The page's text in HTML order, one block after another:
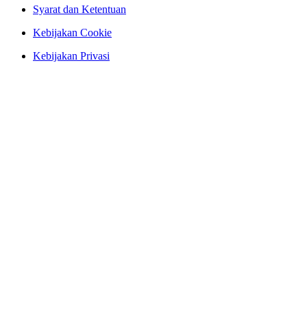
Syarat dan Ketentuan
Kebijakan Cookie
Kebijakan Privasi